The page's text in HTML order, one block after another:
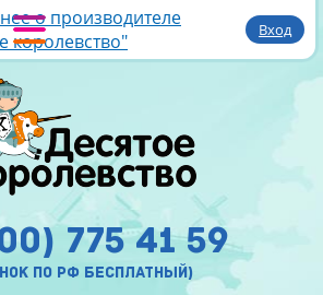
о производителе
королевство"
Вход
775 41 59
по рф бесплатный)